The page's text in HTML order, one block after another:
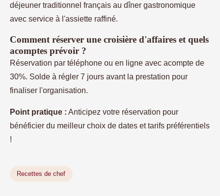
déjeuner traditionnel français au dîner gastronomique
avec service à l'assiette raffiné.
Comment réserver une croisière d'affaires et quels
acomptes prévoir ?
Réservation par téléphone ou en ligne avec acompte de
30%. Solde à régler 7 jours avant la prestation pour
finaliser l'organisation.
Point pratique : Anticipez votre réservation pour
bénéficier du meilleur choix de dates et tarifs préférentiels
!
Recettes de chef